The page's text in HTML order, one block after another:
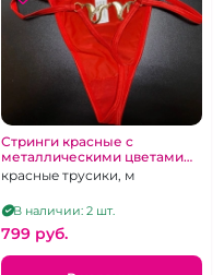
Стринги красные с
металлическими цветами
на пояснице
красные трусики, м
В наличии: 2 шт.
799 pуб.